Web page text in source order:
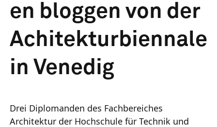
en bloggen von der
Achitekturbiennale
in Venedig
Drei Diplomanden des Fachbereiches
Architektur der Hochschule für Technik und